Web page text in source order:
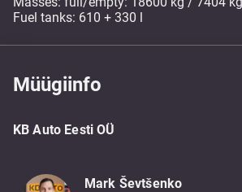
Fuel tanks: 610 + 330 l
Müügiinfo
KB Auto Eesti OÜ
Mark Ševtšenko